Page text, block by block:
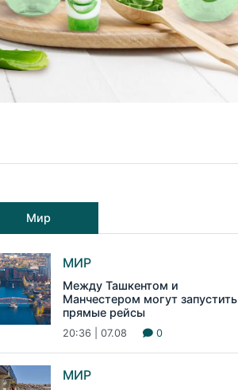
Мир
МИР
Между Ташкентом и
Манчестером могут запустить
прямые рейсы
20:36 | 07.08 0
МИР